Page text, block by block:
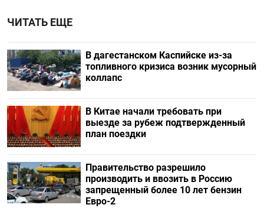
ЧИТАТЬ ЕЩЕ
В дагестанском Каспийске из-за
топливного кризиса возник мусорный
коллапс
В Китае начали требовать при
выезде за рубеж подтвержденный
план поездки
Правительство разрешило
производить и ввозить в Россию
запрещенный более 10 лет бензин
Евро-2